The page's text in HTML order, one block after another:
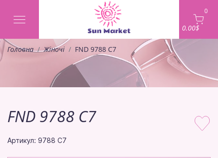
0
0.00$
Головна Жіночі FND 9788 C7
FND 9788 C7
Артикул: 9788 C7